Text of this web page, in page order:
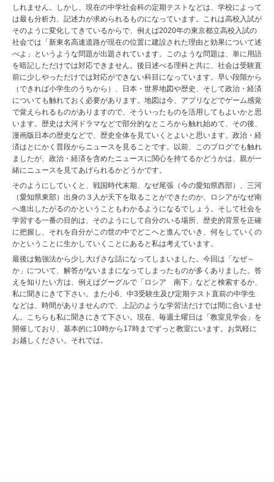
しれません。しかし、現在の中学社会科の定期テストなどは、学校によって
は最も分析力、記述力が求められるものになっています。これは高校入試が
そのように変化してきているからで、例えば2020年の東京都立高校入試の
社会では「新東名高速道路が現在の位置に建設された理由と効果について述
べよ」というような問題が出題されています。このような問題は、単に用語
を暗記しただけでは対応できません。後日述べる理科と共に、社会は受験直
前に少しやっただけでは対応ができない科目になっています。早い段階から
（できれば小学生のうちから）、日本・世界地図や歴史、そして政治・経済
についても触れておく必要があります。地図は今、アプリなどでゲーム感覚
で覚えられるものがありますので、そういったものを活用してもよいかと思
います。歴史は大河ドラマなどで部分的なところから触れ始めて、その後、
漫画版日本の歴史などで、歴史全体を見ていくとよいと思います。政治・経
済はとにかく普段からニュースを見ることです。以前、このブログでも触れ
ましたが、政治・経済を含めたニュースに関心を持てるかどうかは、親が一
緒にニュースを見てあげられるかどうかです。
そのようにしていくと、戦国時代末期、なぜ尾張（今の愛知県西部）、三河
（愛知県東部）出身の３人が天下を取ることができたのか、ロシアがなぜ南
へ進出したがるのかということもわかるようになるでしょう。そして社会を
学習する一番の目的は、そのようにして自分のいる場所、歴史的背景を正確
に把握し、それを自分がこの世の中でどこへと進んでいき、何をしていくの
かということに生かしていくことにあると私は考えています。
最後は勉強法から少し大げさな話になってしまいました。今回は「なぜ～
か」について、解答がないままになってしまったものが多くありました。答
えを知りたい方は、例えばグーグルで「ロシア 南下」などと検索するか、
私に聞きにきて下さい。また小6、中3受験生及び定期テスト直前の中学生
などは、時間がありませんので、上記のような学習法だけでは間に合いませ
ん。こちらも私に聞きにきて下さい。現在、毎週土曜日は「教室見学会」を
開催しており、基本的に10時から17時までずっと教室にいます。お気軽に
お越しください。それでは。